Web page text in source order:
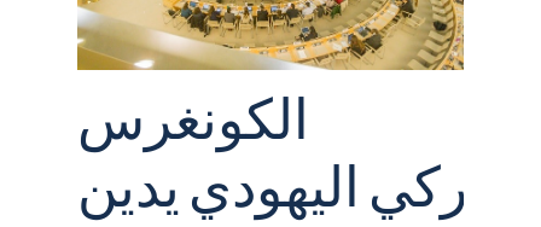
الكونغرس
اليهودي يدين